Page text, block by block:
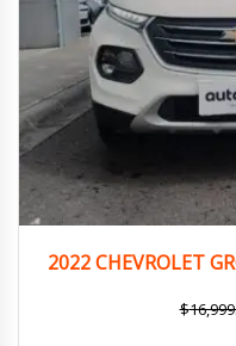
2022 CHEVROLET
$